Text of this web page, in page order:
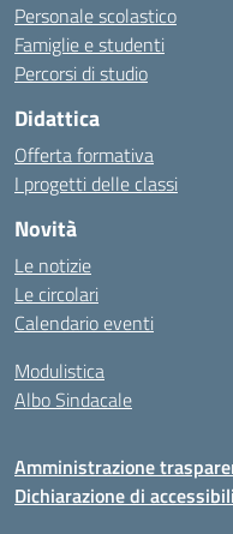
Personale scolastico
Famiglie e studenti
Percorsi di studio
Didattica
Offerta formativa
I progetti delle classi
Novità
Le notizie
Le circolari
Calendario eventi
Modulistica
Albo Sindacale
Amministrazione
Dichiarazione di